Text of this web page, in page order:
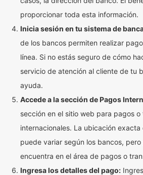
proporcionar toda esta información.
Inicia sesión en tu sistema de
de los bancos permiten realizar
línea. Si no estás seguro de cómo
servicio de atención al cliente de tu
ayuda.
Accede a la sección de Pagos
sección en el sitio web para pagos
internacionales. La ubicación exacta
puede variar según los bancos,
encuentra en el área de pagos o
Ingresa los detalles del pago: